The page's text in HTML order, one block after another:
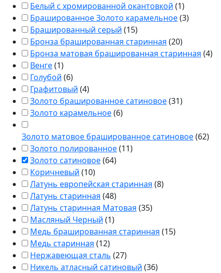
Белый с хромированной окантовкой (1)
Брашированное Золото карамельное(3)
Брашированный серый (15)
Бронза брашированная старинная (20)
Бронза матовая брашированная старинная (4)
Венге(1)
Голубой (6)
Графитовый (4)
Золото брашированное сатиновое(31)
Золото карамельное(6)
Золото матовое брашированное сатиновое(62)
Золото полированное(11)
Золото сатиновое(64)
Коричневый (10)
Латунь европейская старинная (8)
Латунь старинная (48)
Латунь старинная Матовая (35)
Масляный Черный (1)
Медь брашированная старинная (15)
Медь старинная (12)
Нержавеющая сталь (27)
Никель атласный сатиновый (36)